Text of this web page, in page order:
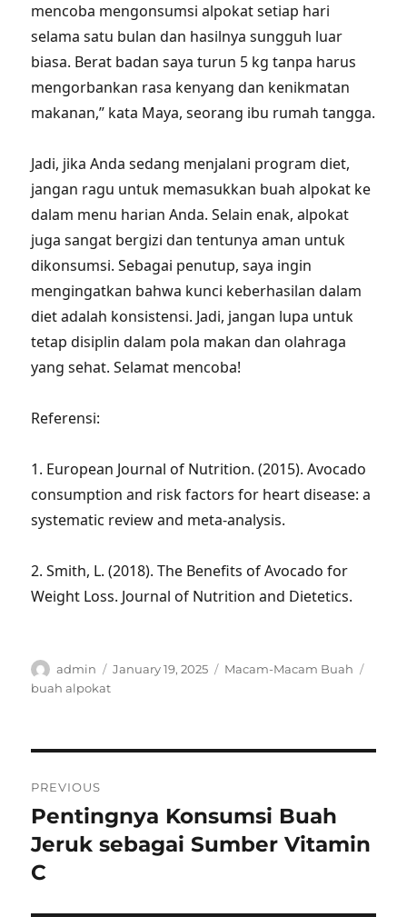
mencoba mengonsumsi alpokat setiap hari
selama satu bulan dan hasilnya sungguh luar
biasa. Berat badan saya turun 5 kg tanpa harus
mengorbankan rasa kenyang dan kenikmatan
makanan,” kata Maya, seorang ibu rumah tangga.
Jadi, jika Anda sedang menjalani program diet,
jangan ragu untuk memasukkan buah alpokat ke
dalam menu harian Anda. Selain enak, alpokat
juga sangat bergizi dan tentunya aman untuk
dikonsumsi. Sebagai penutup, saya ingin
mengingatkan bahwa kunci keberhasilan dalam
diet adalah konsistensi. Jadi, jangan lupa untuk
tetap disiplin dalam pola makan dan olahraga
yang sehat. Selamat mencoba!
Referensi:
1. European Journal of Nutrition. (2015). Avocado
consumption and risk factors for heart disease: a
systematic review and meta-analysis.
2. Smith, L. (2018). The Benefits of Avocado for
Weight Loss. Journal of Nutrition and Dietetics.
Author
admin
Posted
January 19, 2025 Categories
Macam-Macam Buah
buah alpokat
navigation
PREVIOUS
Previous
post:
Pentingnya Konsumsi Buah
Jeruk sebagai Sumber Vitamin
C